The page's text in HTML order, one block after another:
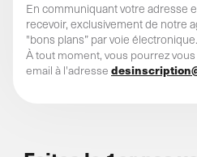
En communiquant votre adresse
recevoir, exclusivement de notre
"bons plans” par voie électronique.
À tout moment, vous pourrez
email à l'adresse